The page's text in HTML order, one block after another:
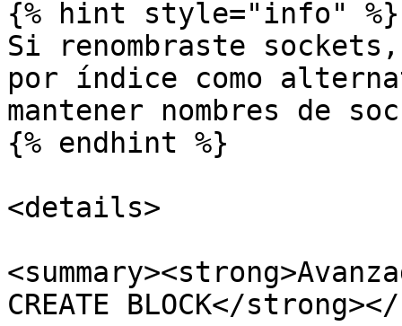
{% hint style="info" %}
Si renombraste
por índice como
mantener nombres de
{% endhint %}
<details>
CREATE BLOCK</